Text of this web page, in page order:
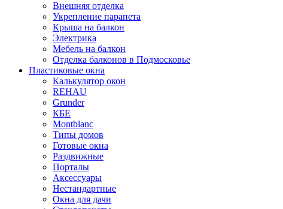
Внешняя отделка
Укрепление парапета
Крыша на балкон
Электрика
Мебель на балкон
Отделка балконов в Подмосковье
Пластиковые окна
Калькулятор окон
REHAU
Grunder
КБЕ
Montblanc
Типы домов
Готовые окна
Раздвижные
Порталы
Аксессуары
Нестандартные
Окна для дачи